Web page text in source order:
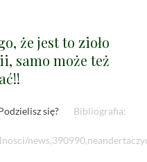
że jest to zioło
samo może też
się? Bibliografia: